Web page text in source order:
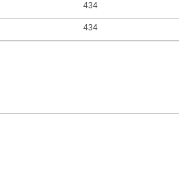
434
434